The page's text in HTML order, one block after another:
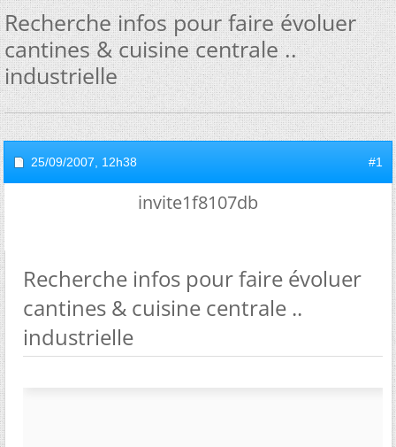
Recherche infos pour faire évoluer
cantines & cuisine centrale ..
industrielle
25/09/2007, 12h38 #1
invite1f8107db
Recherche infos pour faire évoluer
cantines & cuisine centrale ..
industrielle